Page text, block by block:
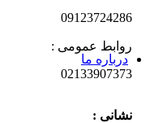
درباره ما
09123724286
روابط عمومی :
02133907373
نشانی :